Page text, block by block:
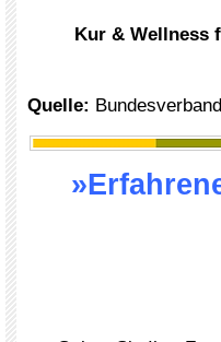
Kur & Wellness
Quelle: